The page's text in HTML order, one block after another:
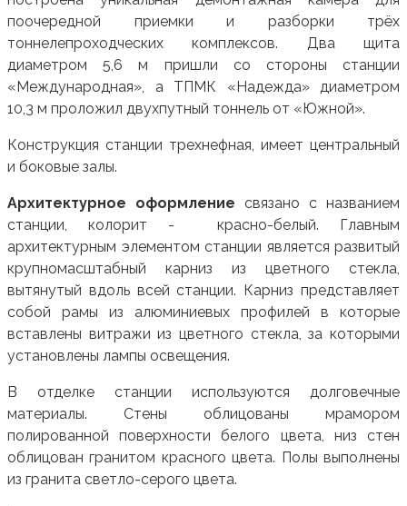
поочередной приемки и разборки трёх
тоннелепроходческих комплексов. Два щита
диаметром 5,6 м пришли со стороны станции
«Международная», а ТПМК «Надежда» диаметром
10,3 м проложил двухпутный тоннель от «Южной».
Конструкция станции трехнефная, имеет центральный
и боковые залы.
Архитектурное оформление связано с названием
станции, колорит - красно-белый. Главным
архитектурным элементом станции является развитый
крупномасштабный карниз из цветного стекла,
вытянутый вдоль всей станции. Карниз представляет
собой рамы из алюминиевых профилей в которые
вставлены витражи из цветного стекла, за которыми
установлены лампы освещения.
В отделке станции используются долговечные
материалы. Стены облицованы мрамором
полированной поверхности белого цвета, низ стен
облицован гранитом красного цвета. Полы выполнены
из гранита светло-серого цвета.